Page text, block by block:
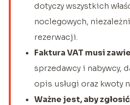
dotyczy wszystkich
noclegowych,
rezerwacji.
Faktura VAT musi
sprzedawcy i nabywcy,
opis usługi oraz kwoty
Ważne jest, aby